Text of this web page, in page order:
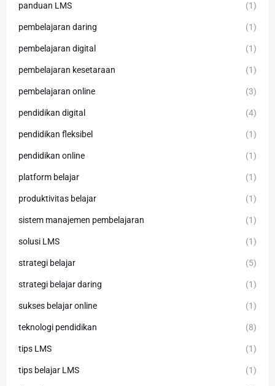
panduan LMS (1)
pembelajaran daring (1)
pembelajaran digital (1)
pembelajaran kesetaraan (1)
pembelajaran online (3)
pendidikan digital (4)
pendidikan fleksibel (1)
pendidikan online (1)
platform belajar (1)
produktivitas belajar (1)
sistem manajemen pembelajaran (1)
solusi LMS (1)
strategi belajar (5)
strategi belajar daring (1)
sukses belajar online (1)
teknologi pendidikan (8)
tips LMS (1)
tips belajar LMS (1)